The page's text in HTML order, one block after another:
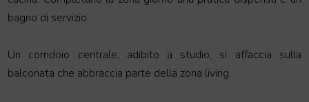
bagno di servizio.
Un corridoio centrale, adibito a studio, si affaccia sulla
balconata che abbraccia parte della zona living.